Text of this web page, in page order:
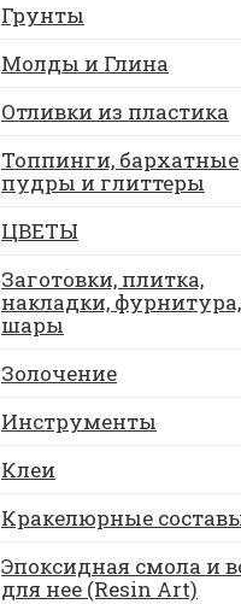
Грунты
Молды и Глина
Отливки из пластика
Топпинги, бархатные
пудры и глиттеры
ЦВЕТЫ
Заготовки, плитка,
накладки, фурнитура,
шары
Золочение
Инструменты
Клеи
Кракелюрные
Эпоксидная смола и
для нее (Resin Art)